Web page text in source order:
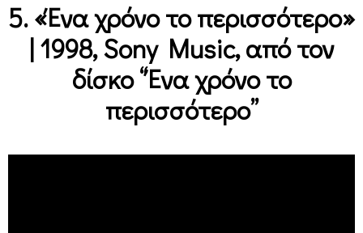
5. «Ένα χρόνο το περισσότερο»
| 1998, Sony Music, από τον
δίσκο “Ένα χρόνο το
περισσότερο”